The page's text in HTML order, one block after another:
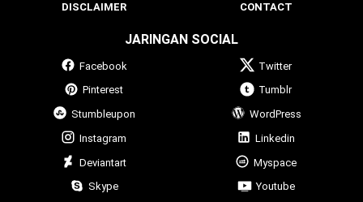
DISCLAIMER
CONTACT
JARINGAN SOCIAL
Facebook
Twitter
Pinterest
Tumblr
Stumbleupon
WordPress
Instagram
Linkedin
Deviantart
Myspace
Skype
Youtube